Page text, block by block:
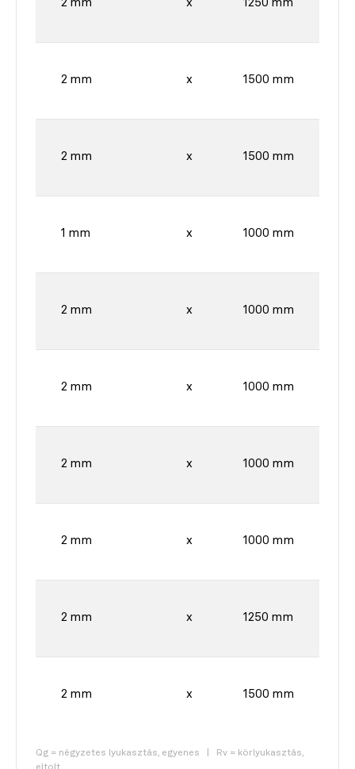
2 mm x 1250 mm
2 mm x 1500 mm
2 mm x 1500 mm
1 mm x 1000 mm
2 mm x 1000 mm
2 mm x 1000 mm
2 mm x 1000 mm
2 mm x 1000 mm
2 mm x 1250 mm
2 mm x 1500 mm
Qg = négyzetes lyukasztás, egyenes | Rv = körlyukasztás,